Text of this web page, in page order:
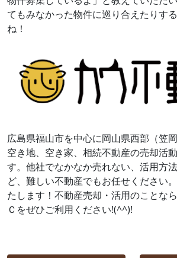
てもみなかった物件に巡り合えたりす
ね！
広島県福山市を中心に岡山県西部（笠
空き地、空き家、相続不動産の売却活
す。他社でなかなか売れない、活用方
ど、難しい不動産でもお任せください
たします！不動産売却・活用のことな
Ｃをぜひご利用ください!(^^)!